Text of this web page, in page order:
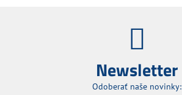
Newsletter
Odoberať naše novinky: